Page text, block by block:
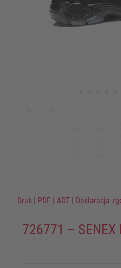
Druk | PDF | ADT | Deklaracja
726771 – SENEX